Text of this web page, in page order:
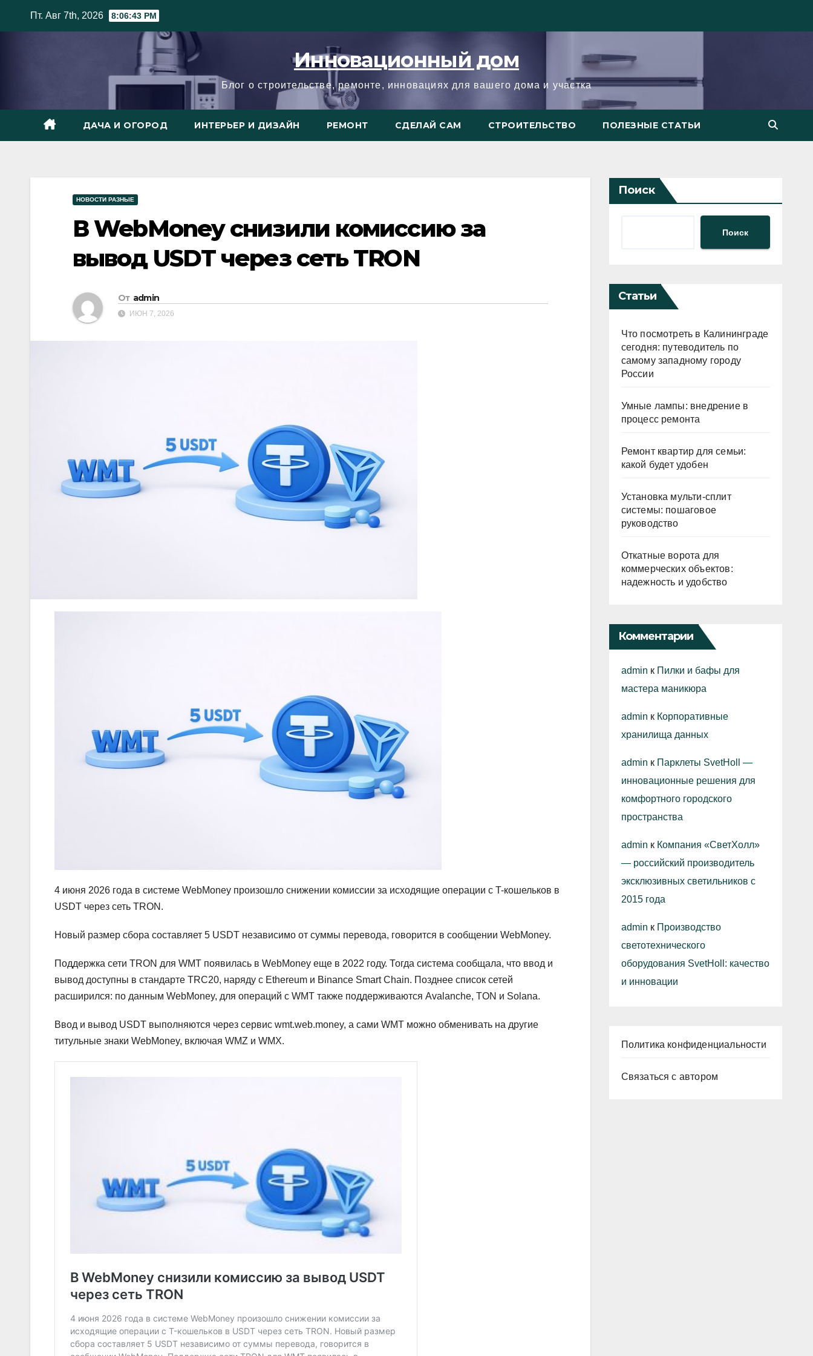
Пт. Авг 7th, 2026 8:06:44 PM
Инновационный дом
Блог о строительстве, ремонте, инновациях для вашего дома и участка
ДАЧА И ОГОРОД ИНТЕРЬЕР И ДИЗАЙН РЕМОНТ СДЕЛАЙ САМ СТРОИТЕЛЬСТВО ПОЛЕЗНЫЕ СТАТЬИ
НОВОСТИ РАЗНЫЕ
В WebMoney снизили комиссию за
вывод USDT через сеть TRON
От admin
ИЮН 7, 2026
4 июня 2026 года в системе WebMoney произошло снижении комиссии за исходящие операции с T-кошельков в
USDT через сеть TRON.
Новый размер сбора составляет 5 USDT независимо от суммы перевода, говорится в сообщении WebMoney.
Поддержка сети TRON для WMT появилась в WebMoney еще в 2022 году. Тогда система сообщала, что ввод и
вывод доступны в стандарте TRC20, наряду с Ethereum и Binance Smart Chain. Позднее список сетей
расширился: по данным WebMoney, для операций с WMT также поддерживаются Avalanche, TON и Solana.
Ввод и вывод USDT выполняются через сервис wmt.web.money, а сами WMT можно обменивать на другие
титульные знаки WebMoney, включая WMZ и WMX.
Поиск
Поиск
Статьи
Что посмотреть в Калининграде
сегодня: путеводитель по
самому западному городу
России
Умные лампы: внедрение в
процесс ремонта
Ремонт квартир для семьи:
какой будет удобен
Установка мульти-сплит
системы: пошаговое
руководство
Откатные ворота для
коммерческих объектов:
надежность и удобство
Комментарии
admin к Пилки и бафы для
мастера маникюра
admin к Корпоративные
хранилища данных
admin к Парклеты SvetHoll —
инновационные решения для
комфортного городского
пространства
admin к Компания «СветХолл»
— российский производитель
эксклюзивных светильников с
2015 года
admin к Производство
светотехнического
оборудования SvetHoll: качество
и инновации
Политика конфиденциальности
Связаться с автором